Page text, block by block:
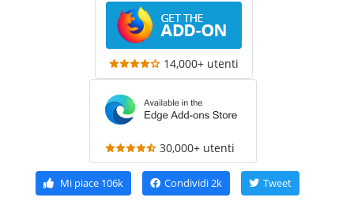
14,000+ utenti
30,000+ utenti
Mi piace 106k Condividi2k Tweet